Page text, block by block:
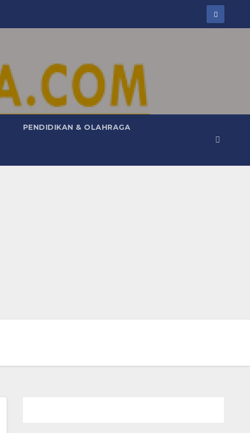
PENDIDIKAN & OLAHRAGA